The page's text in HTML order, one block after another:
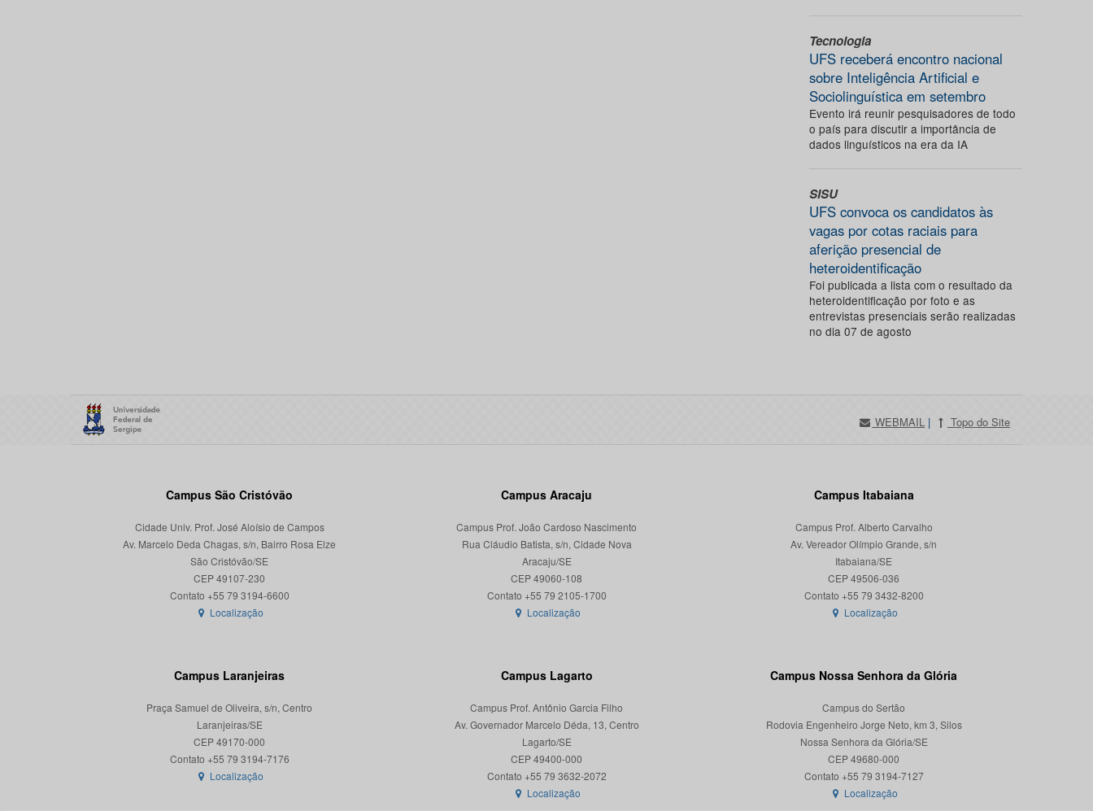
Tecnologia
UFS receberá encontro nacional
sobre Inteligência Artificial e
Sociolinguística em setembro
Evento irá reunir pesquisadores de todo
o país para discutir a importância de
dados linguísticos na era da IA
SISU
UFS convoca os candidatos às
vagas por cotas raciais para
aferição presencial de
heteroidentificação
Foi publicada a lista com o resultado da
heteroidentificação por foto e as
entrevistas presenciais serão realizadas
no dia 07 de agosto
WEBMAIL | Topo do Site
Campus São Cristóvão
Cidade Univ. Prof. José Aloísio de Campos
Av. Marcelo Deda Chagas, s/n, Bairro Rosa Elze
São Cristóvão/SE
CEP 49107-230
Localização
Campus Aracaju
Campus Prof. João Cardoso Nascimento
Rua Cláudio Batista, s/n, Cidade Nova
Aracaju/SE
CEP 49060-108
Localização
Campus Itabaiana
Campus Prof. Alberto Carvalho
Av. Vereador Olímpio Grande, s/n
Itabaiana/SE
CEP 49506-036
Localização
Campus Laranjeiras
Praça Samuel de Oliveira, s/n, Centro
Laranjeiras/SE
CEP 49170-000
Localização
Campus Lagarto
Campus Prof. Antônio Garcia Filho
Av. Governador Marcelo Déda, 13, Centro
Lagarto/SE
CEP 49400-000
Localização
Campus Nossa Senhora da Glória
Campus do Sertão
Rodovia Engenheiro Jorge Neto, km 3, Silos
Nossa Senhora da Glória/SE
CEP 49680-000
Contato +55 79 3194-7127
Localização